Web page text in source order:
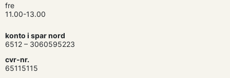
fre
11.00-13.00
konto i spar nord
6512 – 3060595223
cvr-nr.
65115115